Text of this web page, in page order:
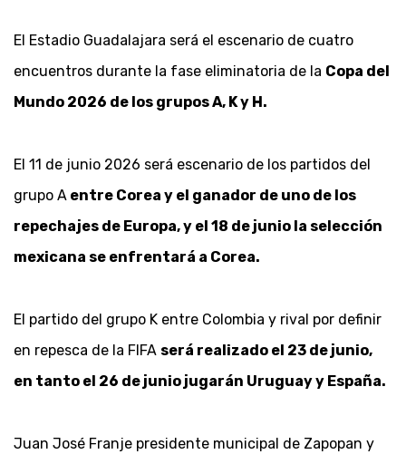
El Estadio Guadalajara será el escenario de cuatro
encuentros durante la fase eliminatoria de la Copa del
Mundo 2026 de los grupos A, K y H.
El 11 de junio 2026 será escenario de los partidos del
grupo A entre Corea y el ganador de uno de los
repechajes de Europa, y el 18 de junio la selección
mexicana se enfrentará a Corea.
El partido del grupo K entre Colombia y rival por definir
en repesca de la FIFA será realizado el 23 de junio,
en tanto el 26 de junio jugarán Uruguay y España.
Juan José Franje presidente municipal de Zapopan y